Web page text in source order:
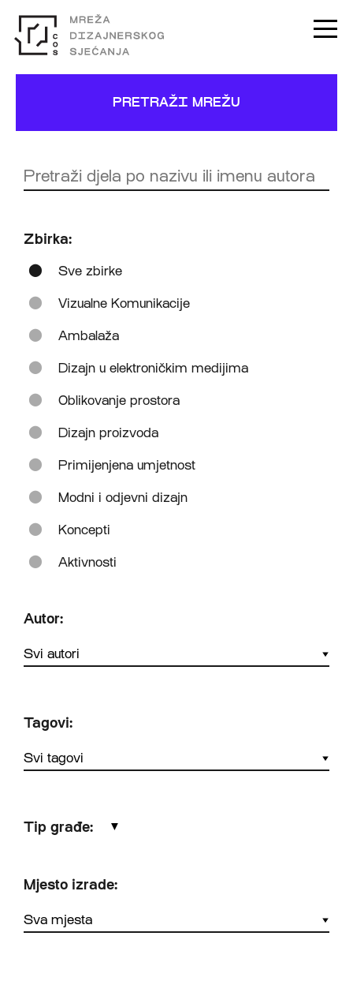
PRETRAŽI MREŽU
Zbirka:
Sve zbirke
Vizualne Komunikacije
Ambalaža
Dizajn u elektroničkim medijima
Oblikovanje prostora
Dizajn proizvoda
Primijenjena umjetnost
Modni i odjevni dizajn
Koncepti
Aktivnosti
Autor:
Tagovi:
Tip građe: ▼
Mjesto izrade: